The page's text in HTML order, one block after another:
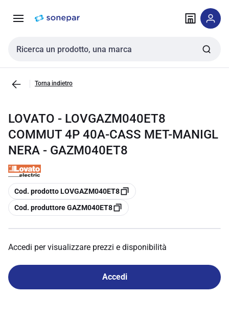
navigazione alla
Cerca input
Torna indietro
LOVATO - LOVGAZM040ET8
COMMUT 4P 40A-CASS MET-MANIGL
NERA - GAZM040ET8
copia
Cod. prodotto LOVGAZM040ET8
copia
Cod. produttore GAZM040ET8
Accedi per visualizzare prezzi e disponibilità
Accedi